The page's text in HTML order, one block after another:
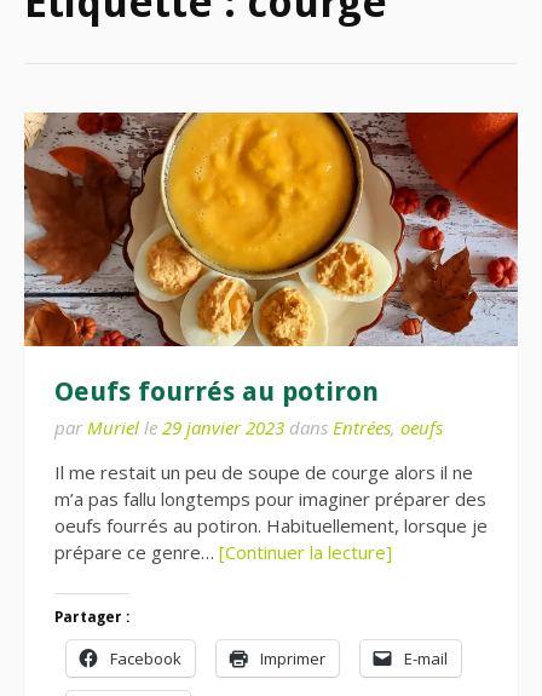
Oeufs fourrés au potiron
par Muriel le 29 janvier 2023 dans Entrées, oeufs
Il me restait un peu de soupe de courge alors il ne
m’a pas fallu longtemps pour imaginer préparer des
oeufs fourrés au potiron. Habituellement, lorsque je
prépare ce genre… [Continuer la lecture]
Partager :
Facebook Imprimer E-mail